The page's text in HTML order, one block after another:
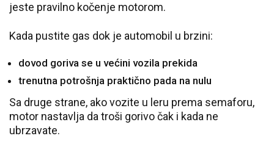
jeste pravilno kočenje motorom.
Kada pustite gas dok je automobil u brzini:
dovod goriva se u većini vozila prekida
trenutna potrošnja praktično pada na nulu
Sa druge strane, ako vozite u leru prema semaforu,
motor nastavlja da troši gorivo čak i kada ne
ubrzavate.